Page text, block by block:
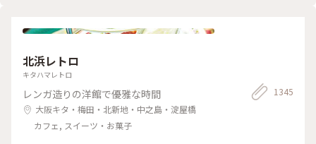
お花見 #桜
北浜レトロ
キタハマレトロ
レンガ造りの洋館で優雅な時間
大阪キタ・梅田・北新地・中之島・淀屋橋
カフェ, スイーツ・お菓子
1345